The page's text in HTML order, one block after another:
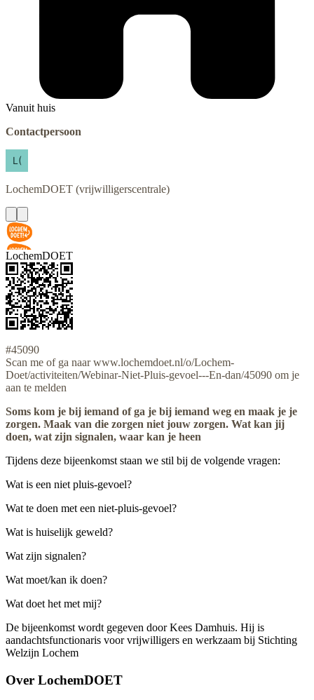
Vanuit huis
Contactpersoon
LochemDOET (vrijwilligerscentrale)
LochemDOET
#45090
Scan me of ga naar www.lochemdoet.nl/o/Lochem-
Doet/activiteiten/Webinar-Niet-Pluis-gevoel---En-dan/45090 om je
aan te melden
Soms kom je bij iemand of ga je bij iemand weg en maak je je
zorgen. Maak van die zorgen niet jouw zorgen. Wat kan jij
doen, wat zijn signalen, waar kan je heen
Tijdens deze bijeenkomst staan we stil bij de volgende vragen:
Wat is een niet pluis-gevoel?
Wat te doen met een niet-pluis-gevoel?
Wat is huiselijk geweld?
Wat zijn signalen?
Wat moet/kan ik doen?
Wat doet het met mij?
De bijeenkomst wordt gegeven door Kees Damhuis. Hij is
aandachtsfunctionaris voor vrijwilligers en werkzaam bij Stichting
Welzijn Lochem
Over LochemDOET